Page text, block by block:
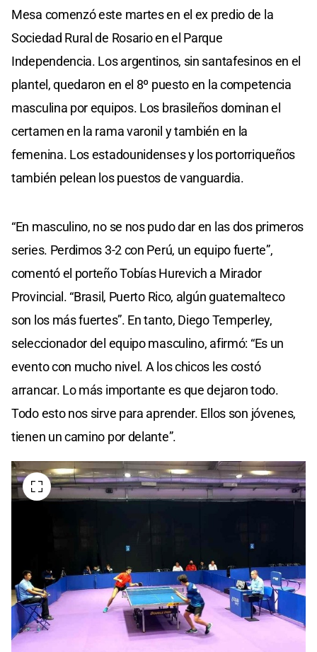
Mesa comenzó este martes en el ex predio de la
Sociedad Rural de Rosario en el Parque
Independencia. Los argentinos, sin santafesinos en el
plantel, quedaron en el 8º puesto en la competencia
masculina por equipos. Los brasileños dominan el
certamen en la rama varonil y también en la
femenina. Los estadounidenses y los portorriqueños
también pelean los puestos de vanguardia.
“En masculino, no se nos pudo dar en las dos primeros
series. Perdimos 3-2 con Perú, un equipo fuerte”,
comentó el porteño Tobías Hurevich a Mirador
Provincial. “Brasil, Puerto Rico, algún guatemalteco
son los más fuertes”. En tanto, Diego Temperley,
seleccionador del equipo masculino, afirmó: “Es un
evento con mucho nivel. A los chicos les costó
arrancar. Lo más importante es que dejaron todo.
Todo esto nos sirve para aprender. Ellos son jóvenes,
tienen un camino por delante”.